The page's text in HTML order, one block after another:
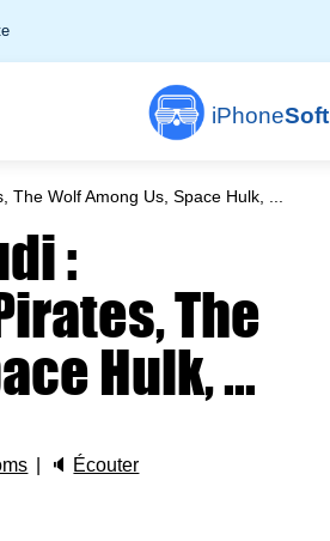
iPhoneSoft
Wolf Among Us, Space Hulk, ...
:
The
Hulk, ...
🔈 Écouter